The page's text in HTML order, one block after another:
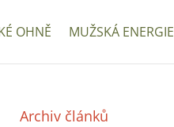
OHNĚ MUŽSKÁ ENERGIE
Archiv článků